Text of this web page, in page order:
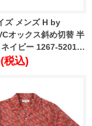
ズ メンズ H by
オックス斜め切替 半
イビー 1267-5201-2
8L
税込)